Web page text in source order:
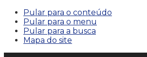
Pular para o conteúdo
Pular para o menu
Pular para a busca
Mapa do site